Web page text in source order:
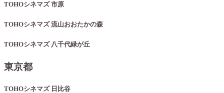
TOHOシネマズ 市原
TOHOシネマズ 流山おおたかの森
TOHOシネマズ 八千代緑が丘
東京都
TOHOシネマズ 日比谷